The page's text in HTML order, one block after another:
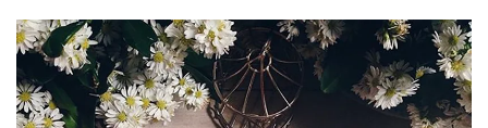
perfeito
Cavalheiro|
Amor